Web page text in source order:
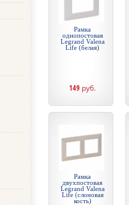
Рамка
однопостовая
Legrand Valena
Life (белая)
149 руб.
Рамка
двухпостовая
Legrand Valena
Life (слоновая
кость)